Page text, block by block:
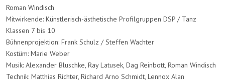
Roman Windisch
Mitwirkende: Künstlerisch-ästhetische Profilgruppen DSP / Tanz
Klassen 7 bis 10
Bühnenprojektion: Frank Schulz / Steffen Wachter
Kostüm: Marie Weber
Musik: Alexander Bluschke, Ray Latusek, Dag Reinbott, Roman Windisch
Technik: Matthias Richter, Richard Arno Schmidt, Lennox Alan